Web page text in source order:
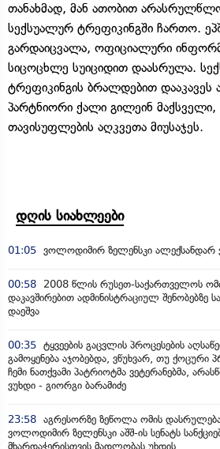
თანახმად, მან ათობით
სექსუალურ ტრეფიკინგში ჩართო.
გარდაიცვალა, ოფიციალური
სიცოცხლე სუიციდით დაასრულა.
ტრეფიკინგის ბრალდებით დააკავეს
პარტნიორი ქალი გილეინ
თავისუფლების აღკვეთა მიუსაჯეს.
დღის სიახლეები
01:05 ვოლოდიმირ ზელენსკი ალექსანდარ
00:58
2008 წლის რუსეთ-საქართველოს
დაკავშირებით ადმინისტრაციულ შენობებზე
დაეშვა
00:35 ტყვეების გაცვლის პროცესების
გამოყენება აჯობებდა, ვწუხვარ, თუ ქოცური
ჩემი ნათქვამი პატრიოტმა ვეტერანებმა,
ვუხდი - გიორგი ბარამიძე
23:58 აგრესორზე ზეწოლა ომის
ვოლოდიმირ ზელენსკი აშშ-ის სენატს
მხარდაჭერისთვის მადლობას უხდის